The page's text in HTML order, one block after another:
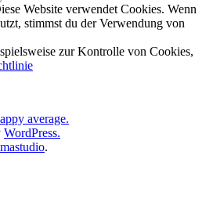
Website verwendet Cookies. Wenn
stimmst du der Verwendung von
zur Kontrolle von Cookies,
average.
WordPress.
.